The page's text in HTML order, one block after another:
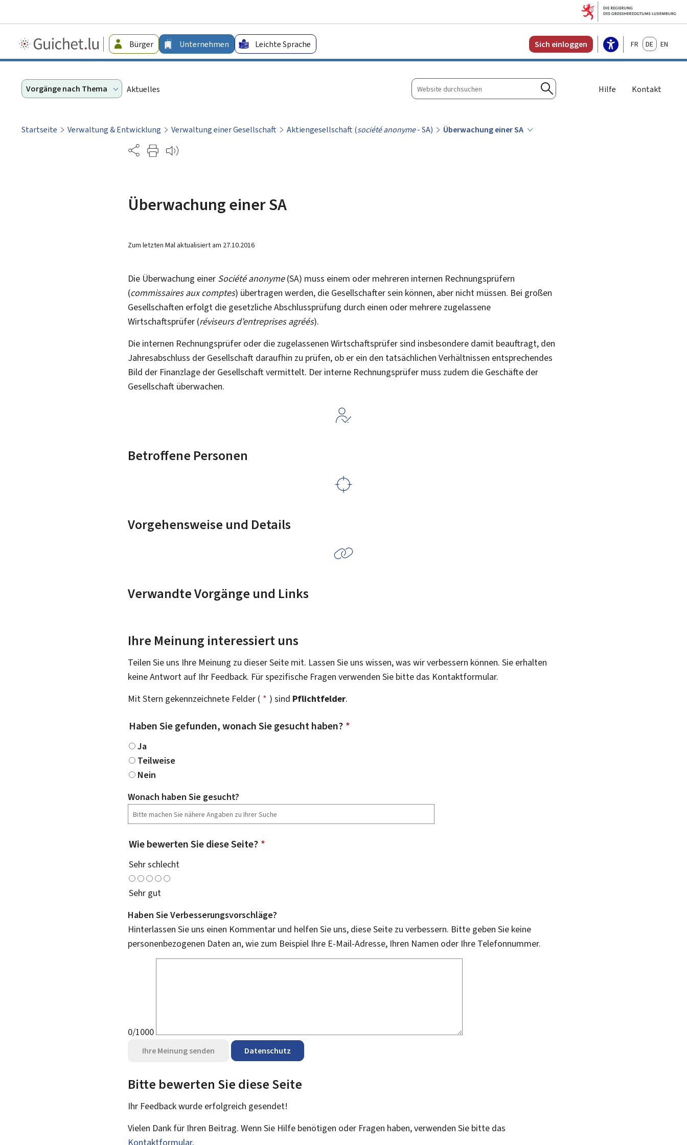
Guichet.lu
-
Bürger Unternehmen Leichte Sprache Sich einloggen FrançaisDeutschEnglish
Vorgänge nach Thema Aktuelles
Website
durchsuchen
Suchen
Hilfe Kontakt
Startseite Verwaltung & Entwicklung Verwaltung einer Gesellschaft Aktiengesellschaft (société anonyme- SA)
Überwachung einer SA
Partage
Überwachung einer SA
Zum letzten Mal aktualisiert am 27.10.2016
Die Überwachung einer Société anonyme(SA) muss einem oder mehreren internen Rechnungsprüfern
(commissaires aux comptes) übertragen werden, die Gesellschafter sein können, aber nicht müssen. Bei großen
Gesellschaften erfolgt die gesetzliche Abschlussprüfung durch einen oder mehrere zugelassene
Wirtschaftsprüfer (réviseurs d'entreprises agréés).
Die internen Rechnungsprüfer oder die zugelassenen Wirtschaftsprüfer sind insbesondere damit beauftragt, den
Jahresabschluss der Gesellschaft daraufhin zu prüfen, ob er ein den tatsächlichen Verhältnissen entsprechendes
Bild der Finanzlage der Gesellschaft vermittelt. Der interne Rechnungsprüfer muss zudem die Geschäfte der
Gesellschaft überwachen.
Betroffene Personen
Vorgehensweise und Details
Verwandte Vorgänge und Links
Ihre Meinung interessiert uns
Teilen Sie uns Ihre Meinung zu dieser Seite mit. Lassen Sie uns wissen, was wir verbessern können. Sie erhalten
keine Antwort auf Ihr Feedback. Für spezifische Fragen verwenden Sie bitte das Kontaktformular.
Mit Stern gekennzeichnete Felder ( * ) sind Pflichtfelder.
Haben Sie gefunden, wonach Sie gesucht haben? *
Ja
Teilweise
Nein
Wonach haben Sie gesucht?
Wie bewerten Sie diese Seite? *
Sehr schlecht
Sehr gut
Haben Sie Verbesserungsvorschläge?
Hinterlassen Sie uns einen Kommentar und helfen Sie uns, diese Seite zu verbessern. Bitte geben Sie keine
personenbezogenen Daten an, wie zum Beispiel Ihre E-Mail-Adresse, Ihren Namen oder Ihre Telefonnummer.
0/1000
Ihre Meinung senden Datenschutz
Bitte bewerten Sie diese Seite
Ihr Feedback wurde erfolgreich gesendet!
Vielen Dank für Ihren Beitrag. Wenn Sie Hilfe benötigen oder Fragen haben, verwenden Sie bitte das
Kontaktformular.